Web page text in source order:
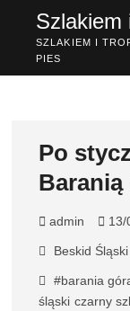
Szlakiem
SZLAKIEM I
PIES
Po
Baranią
admin 13/
Beskid
#barania
śląski czarny